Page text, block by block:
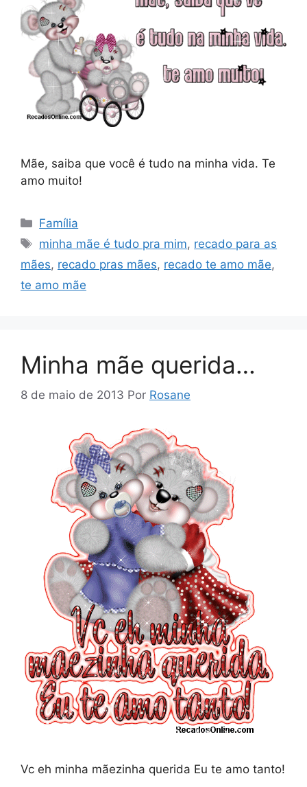
Mãe, saiba que você é tudo na minha vida. Te
amo muito!
Categorias
Família
Tags
minha mãe é tudo pra mim, recado para as
mães, recado pras mães, recado te amo mãe,
te amo mãe
Minha mãe querida…
8 de maio de 2013 Por Rosane
Vc eh minha mãezinha querida Eu te amo tanto!